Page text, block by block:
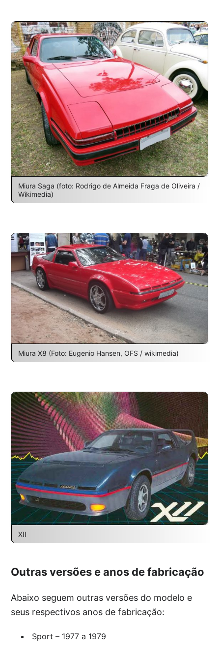
Miura Saga (foto: Rodrigo de Almeida Fraga de Oliveira /
Wikimedia)
Miura X8 (Foto: Eugenio Hansen, OFS / wikimedia)
XII
Outras versões e anos de fabricação
Abaixo seguem outras versões do modelo e
seus respectivos anos de fabricação:
Sport – 1977 a 1979